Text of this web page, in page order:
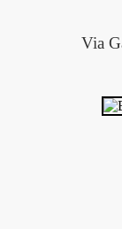
Via